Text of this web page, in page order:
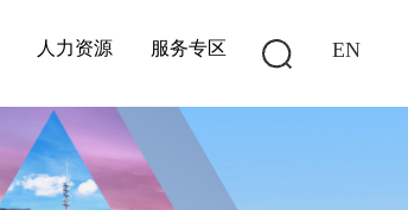
人力资源 服务专区 EN